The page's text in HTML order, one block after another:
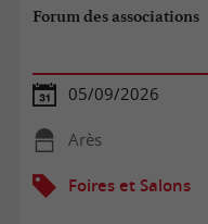
Forum des associations
05/09/2026
Arès
Foires et Salons